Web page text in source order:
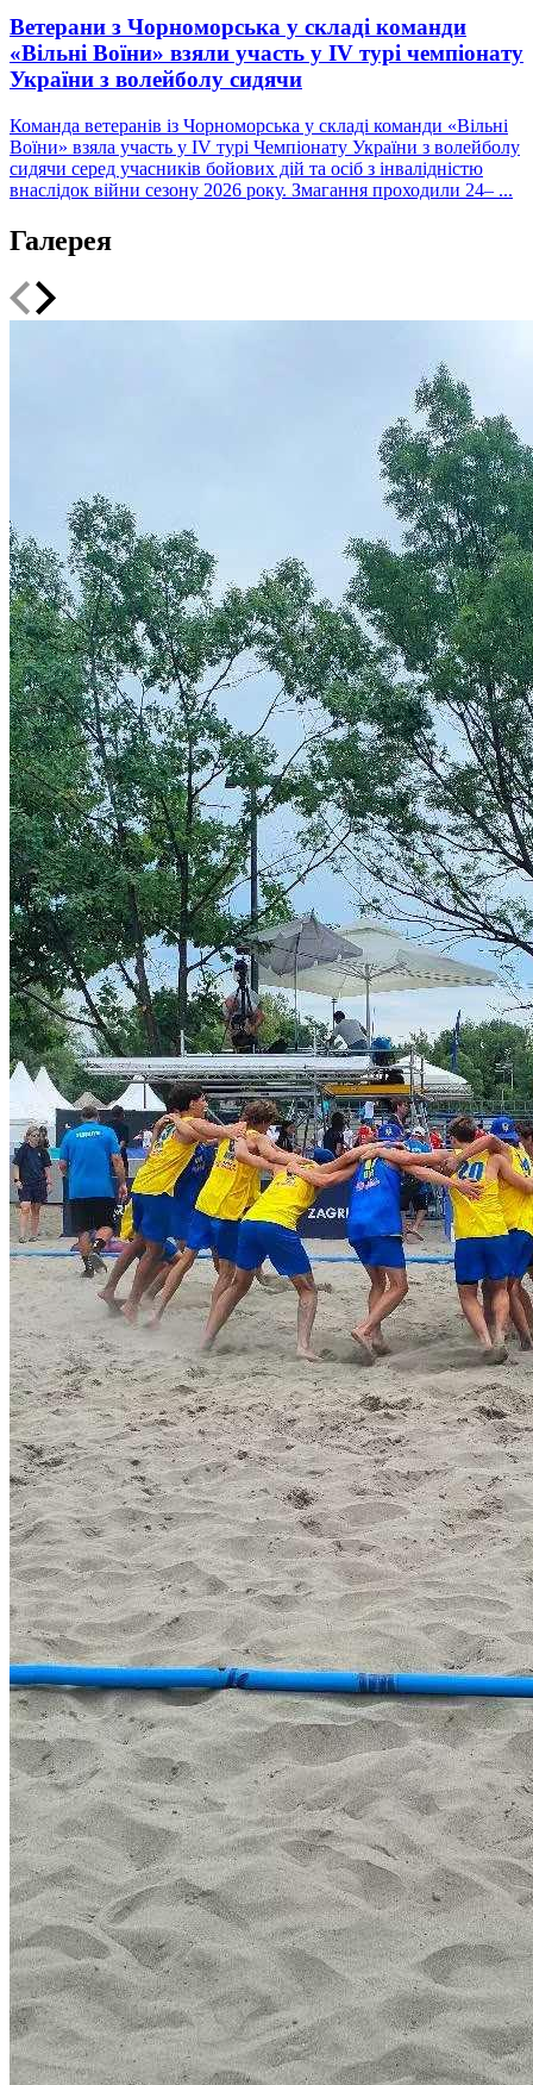
Ветерани з Чорноморська у складі команди
«Вільні Воїни» взяли участь у IV турі чемпіонату
України з волейболу сидячи
Команда ветеранів із Чорноморська у складі команди «Вільні
Воїни» взяла участь у IV турі Чемпіонату України з волейболу
сидячи серед учасників бойових дій та осіб з інвалідністю
внаслідок війни сезону 2026 року. Змагання проходили 24– ...
Галерея